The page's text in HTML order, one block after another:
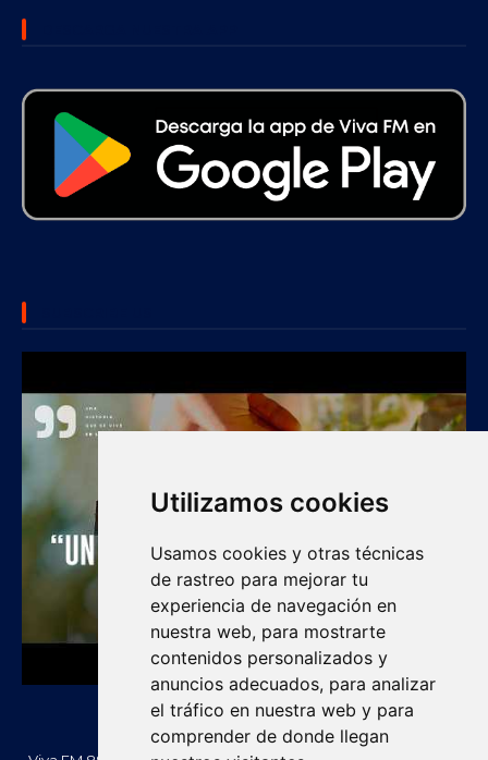
Utilizamos cookies
Usamos cookies y otras técnicas
de rastreo para mejorar tu
experiencia de navegación en
nuestra web, para mostrarte
contenidos personalizados y
anuncios adecuados, para analizar
el tráfico en nuestra web y para
comprender de donde llegan